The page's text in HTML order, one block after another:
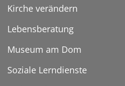
Kirche verändern
Lebensberatung
Museum am Dom
Soziale Lerndienste